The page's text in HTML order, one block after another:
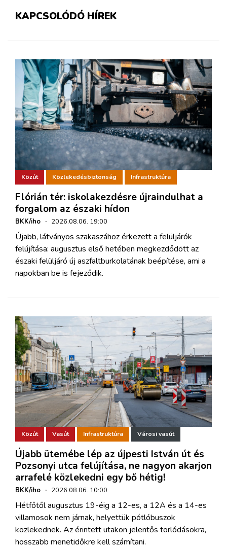
KAPCSOLÓDÓ HÍREK
Közút Közlekedésbiztonság Infrastruktúra
Flórián tér: iskolakezdésre újraindulhat a
forgalom az északi hídon
BKK/iho · 2026.08.06. 19:00
Újabb, látványos szakaszához érkezett a felüljárók
felújítása: augusztus első hetében megkezdődött az
északi felüljáró új aszfaltburkolatának beépítése, ami a
napokban be is fejeződik.
Közút Vasút Infrastruktúra Városi vasút
Újabb ütemébe lép az újpesti István út és
Pozsonyi utca felújítása, ne nagyon akarjon
arrafelé közlekedni egy bő hétig!
BKK/iho · 2026.08.06. 10:00
Hétfőtől augusztus 19-éig a 12-es, a 12A és a 14-es
villamosok nem járnak, helyettük pótlóbuszok
közlekednek. Az érintett utakon jelentős torlódásokra,
hosszabb menetidőkre kell számítani.